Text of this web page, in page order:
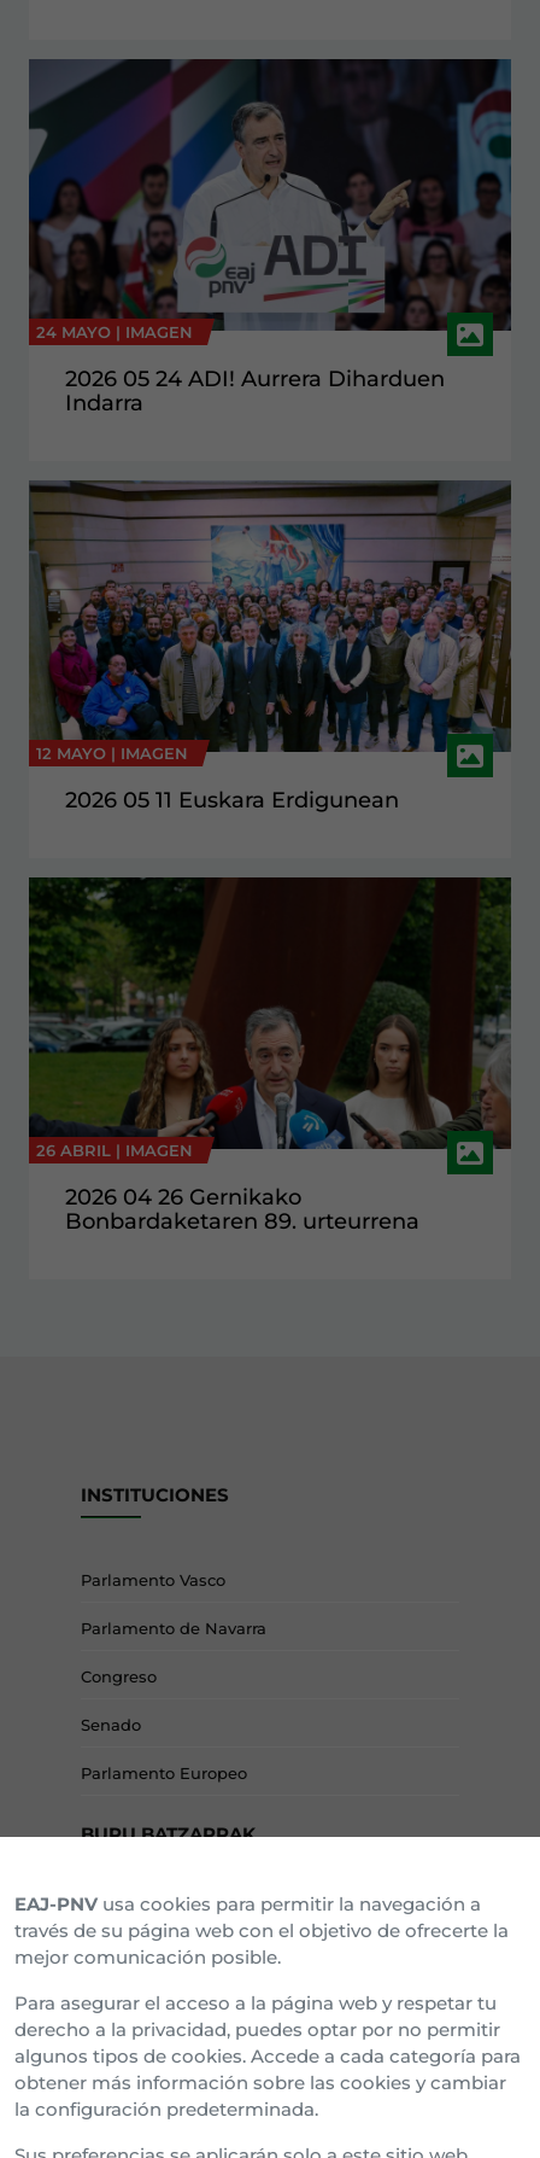
24 MAYO | IMAGEN
2026 05 24 ADI! Aurrera Diharduen
Indarra
12 MAYO | IMAGEN
2026 05 11 Euskara Erdigunean
26 ABRIL | IMAGEN
2026 04 26 Gernikako
Bonbardaketaren 89. urteurrena
INSTITUCIONES
Parlamento Vasco
Parlamento de Navarra
Congreso
Senado
Parlamento Europeo
BURU BATZARRAK
Araba Buru Batzar
Bizkai Buru Batzar
Gipuzko Buru Batzar
Ipar Buru Batzar
Napar Buru Batzar
EAJ-PNV usa cookies para permitir la navegación a
través de su página web con el objetivo de ofrecerte la
mejor comunicación posible.
Para asegurar el acceso a la página web y respetar tu
derecho a la privacidad, puedes optar por no permitir
algunos tipos de cookies. Accede a cada categoría para
obtener más información sobre las cookies y cambiar
la configuración predeterminada.